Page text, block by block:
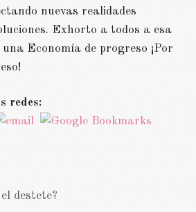
nuevas realidades
Exhorto a todos a esa
Economía de progreso ¡Por
redes:
destete?